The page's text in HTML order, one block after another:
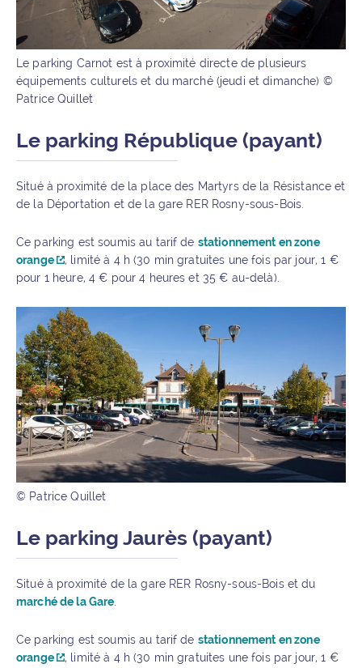
Le parking Carnot est à proximité directe de plusieurs
équipements culturels et du marché (jeudi et dimanche) ©
Patrice Quillet
Le parking République (payant)
Situé à proximité de la place des Martyrs de la Résistance et
de la Déportation et de la gare RER Rosny-sous-Bois.
Ce parking est soumis au tarif de stationnement en zone
orange
, limité à 4 h (30 min gratuites une fois par jour, 1 €
pour 1 heure, 4 € pour 4 heures et 35 € au-delà).
© Patrice Quillet
Le parking Jaurès (payant)
Situé à proximité de la gare RER Rosny-sous-Bois et du
marché de la Gare.
Ce parking est soumis au tarif de stationnement en zone
orange
, limité à 4 h (30 min gratuites une fois par jour, 1 €